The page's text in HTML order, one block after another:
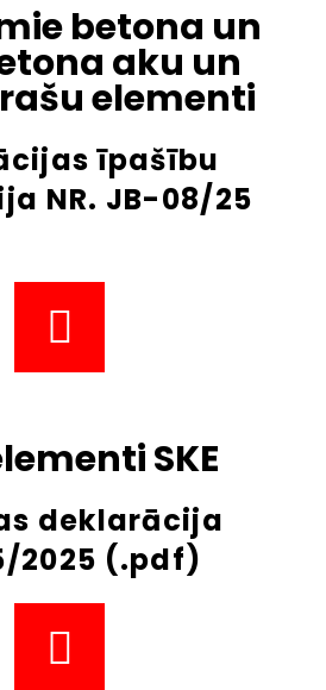
betona un
aku un
elementi
īpašību
NR. JB-08/25
SKE
deklarācija
2025 (.pdf)